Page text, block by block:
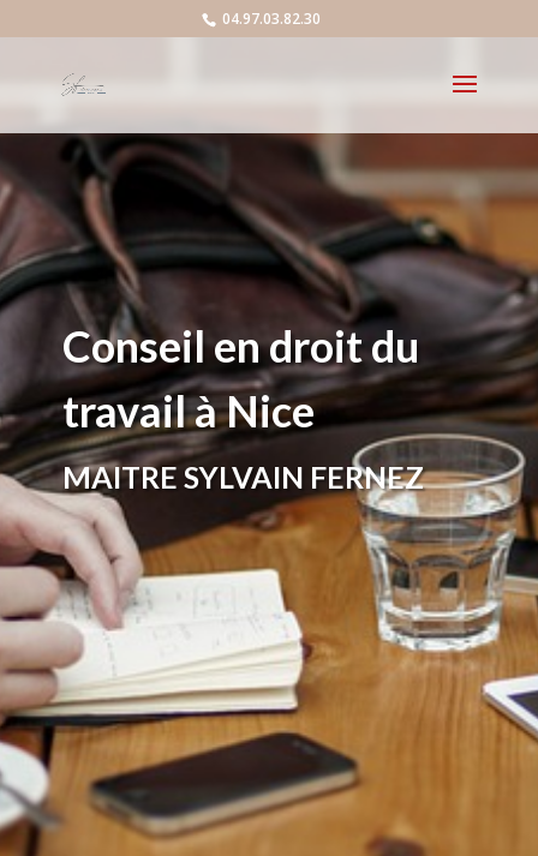
04.97.03.82.30
Conseil en droit du
travail à Nice
MAITRE SYLVAIN FERNEZ